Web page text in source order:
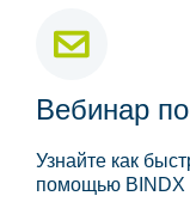
Вебинар
Узнайте как
помощью BINDX